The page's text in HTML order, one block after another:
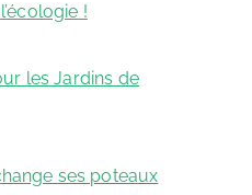
!
les Jardins de
ses poteaux